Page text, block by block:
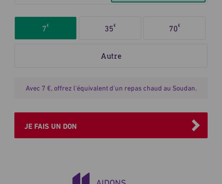
7€ 35€ 70€
Avec 7 €, offrez l'équivalent d'un repas chaud au Soudan.
JE FAIS UN DON